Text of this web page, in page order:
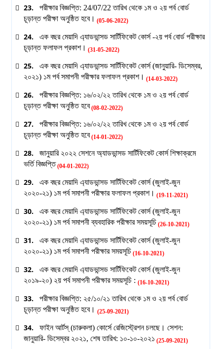
23.
পরীক্ষার বিজ্ঞপ্তি: 24/07/22 তারিখ থেকে ১ম ও ২য় পর্ব বোর্ড
চূড়ান্ত পরীক্ষা অনুষ্ঠিত হবে। (05-06-2022)
24.
এক বছর মেয়াদি এ্যাডভান্সড সার্টিফিকেট কোর্স -২য় পর্ব বোর্ড পরীক্ষার
চূড়ান্ত ফলাফল প্রকাশ। (31-05-2022)
25.
এক বছর মেয়াদি এ্যাডভান্সড সার্টিফিকেট কোর্স (জানুয়ারি- ডিসেম্বর,
২০২১) ১ম পর্ব সমাপনী পরীক্ষার ফলাফল প্রকাশ। (14-03-2022)
26.
পরীক্ষার বিজ্ঞপ্তি: ১৬/০২/২২ তারিখ থেকে ১ম ও ২য় পর্ব বোর্ড
চূড়ান্ত পরীক্ষা অনুষ্ঠিত হবে(08-02-2022)
27.
পরীক্ষার বিজ্ঞপ্তি: ১৬/০২/২২ তারিখ থেকে ১ম ও ২য় পর্ব বোর্ড
চূড়ান্ত পরীক্ষা অনুষ্ঠিত হবে(14-01-2022)
28.
জানুয়ারি ২০২২ সেশনে অ্যাডভান্সড সার্টিফিকেট কোর্স শিক্ষাক্রমে
ভর্তি বিজ্ঞপ্তি (04-01-2022)
29.
এক বছর মেয়াদি এ্যাডভান্সড সার্টিফিকেট কোর্স (জুলাই-জুন
২০২০-২১) ১ম পর্ব সমাপনী পরীক্ষার ফলাফল প্রকাশ। (19-11-2021)
30.
এক বছর মেয়াদি এ্যাডভান্সড সার্টিফিকেট কোর্স (জুলাই-জুন
২০২০-২১) ১ম পর্ব সমাপনী ব্যবহারিক পরীক্ষার সময়সূচি (26-10-2021)
31.
এক বছর মেয়াদি এ্যাডভান্সড সার্টিফিকেট কোর্স (জুলাই-জুন
২০২০-২১) ১ম পর্ব সমাপনী পরীক্ষার সময়সূচি (16-10-2021)
32.
এক বছর মেয়াদি এ্যাডভান্সড সার্টিফিকেট কোর্স (জুলাই-জুন
২০১৯-২০) ২য় পর্ব সমাপনী পরীক্ষার সময়সূচি : (16-10-2021)
33.
পরীক্ষার বিজ্ঞপ্তি: ২৫/১০/২১ তারিখ থেকে ১ম ও ২য় পর্ব বোর্ড
চূড়ান্ত পরীক্ষা অনুষ্ঠিত হবে। (25-09-2021)
34.
ফাইন আর্টস্ (চারুকলা) কোর্সে রেজিস্ট্রেশন চলছে। সেশন:
জানুয়ারি- ডিসেম্বর ২০২১, শেষ তারিখ: ১০-১০-২০২১ (25-09-2021)